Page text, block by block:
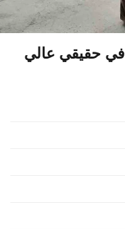
حقيقي عالي